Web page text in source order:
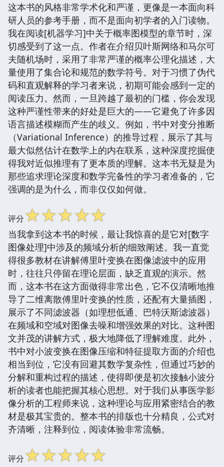
这本书的风格非常学术化和严谨，更像是一本面向科
研人员的参考手册，而不是面向初学者的入门读物。
我在阅读[机器学习]中关于概率图模型的章节时，深
切感受到了这一点。作者在介绍贝叶斯网络和马尔可
夫随机场时，采用了非常严谨的概率公理化描述，大
量使用了集合论和规范的数学符号。对于习惯了伪代
码和直观解释的学习者来说，初期可能会感到一定的
阅读压力。然而，一旦跨越了最初的门槛，你会发现
这种严谨性带来的好处是巨大的——它避免了许多因
语言描述模糊而产生的歧义。例如，书中对变分推断
（Variational Inference）的推导过程，展示了其与
最大似然估计在数学上的内在联系，这种深度挖掘使
得我对近似推理有了更本质的理解。这本书无疑是为
那些追求理论深度和数学完备性的学习者准备的，它
强调的是为什么，而非仅仅如何做。
评分☆☆☆☆☆
当我拿到这本书的时候，最让我惊喜的是它对[数字
图像处理]中涉及的频域分析的细致阐述。我一直觉
得很多教材在讲解傅里叶变换在图像滤波中的应用
时，往往只停留在理论层面，缺乏直观的演示。然
而，这本书在这方面做得非常出色，它不仅清晰地推
导了二维离散傅里叶变换的性质，还配有大量插图，
展示了不同滤波器（如理想低通、巴特沃斯滤波器）
在频域和空域对图像去噪和增强效果的对比。这种图
文并茂的讲解方式，极大地降低了理解难度。此外，
书中对小波变换在图像压缩和特征提取方面的介绍也
相当到位，它没有回避其数学复杂性，但通过巧妙的
分解和重构过程的描述，使得即便是初次接触小波分
析的读者也能把握其核心思想。对于我们从事医学影
像分析的工程师来说，这种理论与应用紧密结合的教
材是极其宝贵的。整本书的排版也十分精良，公式对
齐清晰，注释到位，阅读体验非常流畅。
评分☆☆☆☆☆